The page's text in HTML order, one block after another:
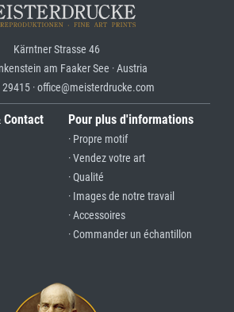
Kärntner Strasse 46
am Faaker See · Austria
· office@meisterdrucke.com
Contact Pour plus d'informations
· Propre motif
· Vendez votre art
· Qualité
· Images de notre travail
· Accessoires
· Commander un échantillon